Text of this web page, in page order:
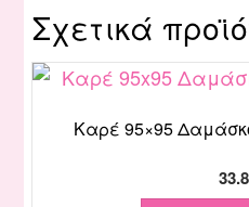
Σχετικά
Καρέ 95×95